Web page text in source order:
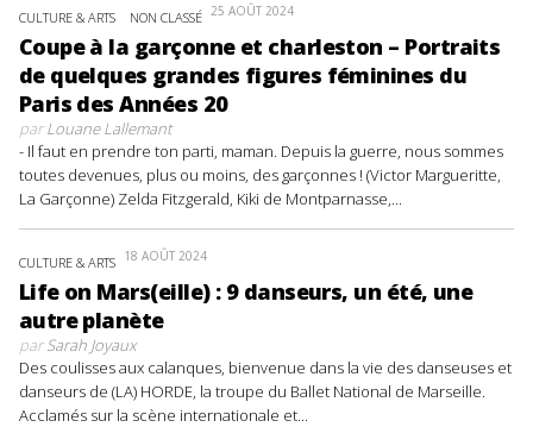
CULTURE & ARTS NON CLASSÉ 25 AOÛT 2024
Coupe à la garçonne et charleston – Portraits
de quelques grandes figures féminines du
Paris des Années 20
parLouane Lallemant
- Il faut en prendre ton parti, maman. Depuis la guerre, nous sommes
toutes devenues, plus ou moins, des garçonnes ! (Victor Margueritte,
La Garçonne) Zelda Fitzgerald, Kiki de Montparnasse,...
CULTURE & ARTS 18 AOÛT 2024
Life on Mars(eille) : 9 danseurs, un été, une
autre planète
parSarah Joyaux
Des coulisses aux calanques, bienvenue dans la vie des danseuses et
danseurs de (LA) HORDE, la troupe du Ballet National de Marseille.
Acclamés sur la scène internationale et...